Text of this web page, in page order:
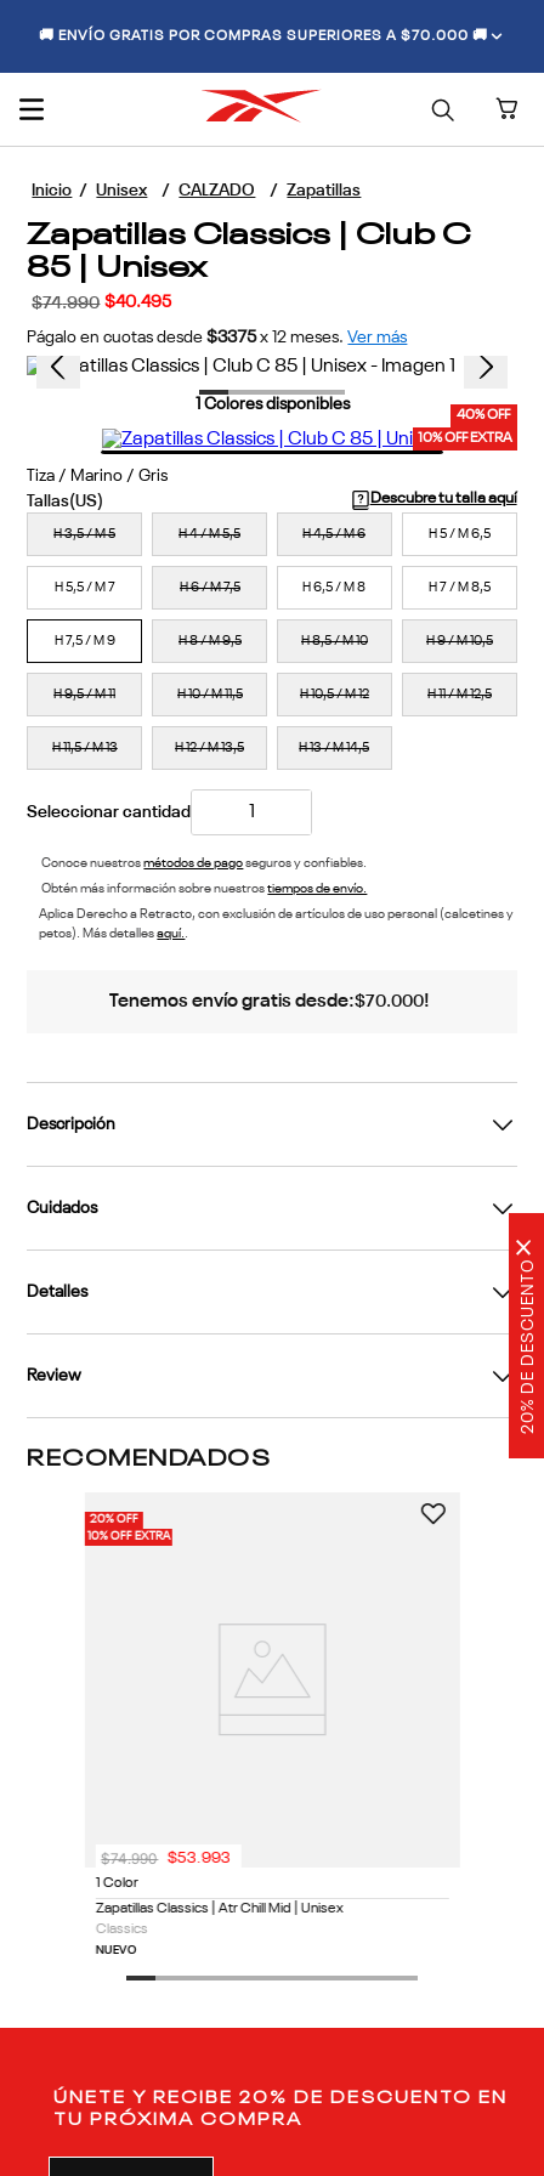
20% DE DESCUENTO
×
🚚 ENVÍO GRATIS POR COMPRAS SUPERIORES A $70.000 🚚
Unisex CALZADO Zapatillas
Zapatillas Classics | Club C
85 | Unisex
$74.990 $40.495
Págalo en cuotas desde $3375 x 12 meses. Ver más
40% OFF
10% OFF EXTRA
Colores disponibles
Tiza / Marino / Gris
Descubre tu talla aquí
H 3,5 / M 5 H 4 / M 5,5 H 4,5 / M 6 H 5 / M 6,5
H 5,5 / M 7 H 6 / M 7,5 H 6,5 / M 8 H 7 / M 8,5
H 7,5 / M 9 H 8 / M 9,5 H 8,5 / M 10 H 9 / M 10,5
H 9,5 / M 11 H 10 / M 11,5 H 10,5 / M 12 H 11 / M 12,5
H 11,5 / M 13 H 12 / M 13,5 H 13 / M 14,5
Conoce nuestrosmétodos de pagoseguros y confiables.
Obtén más información sobre nuestrostiempos de envío.
Aplica Derecho a Retracto, con exclusión de artículos de uso personal (calcetines y
petos). Más detallesaquí..
Tenemos envío gratis desde:$70.000!
Descripción
Cuidados
Detalles
Review
RECOMENDADOS
20% OFF
10% OFF EXTRA
1 Color
Zapatillas Classics | Atr Chill Mid | Unisex
Classics
NUEVO
$74.990 $53.993
ÚNETE Y RECIBE 20% DE DESCUENTO EN
TU PRÓXIMA COMPRA